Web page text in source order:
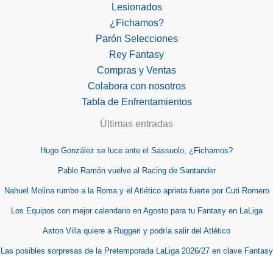
Lesionados
¿Fichamos?
Parón Selecciones
Rey Fantasy
Compras y Ventas
Colabora con nosotros
Tabla de Enfrentamientos
Últimas entradas
Hugo González se luce ante el Sassuolo, ¿Fichamos?
Pablo Ramón vuelve al Racing de Santander
Nahuel Molina rumbo a la Roma y el Atlético aprieta fuerte por Cuti Romero
Los Equipos con mejor calendario en Agosto para tu Fantasy en LaLiga
Aston Villa quiere a Ruggeri y podría salir del Atlético
Las posibles sorpresas de la Pretemporada LaLiga 2026/27 en clave Fantasy